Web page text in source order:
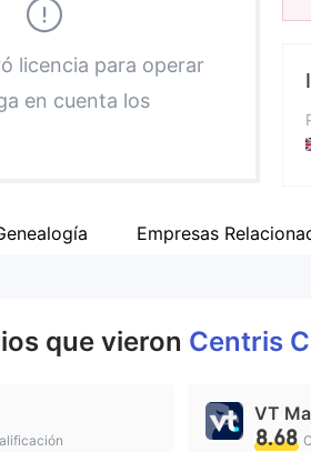
licencia para operar
en cuenta los
Empresas
que vieron Centris
VT
8.68